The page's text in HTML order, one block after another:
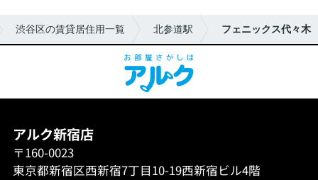
渋谷区の賃貸居住用一覧 北参道駅 フェニックス代々木
アルク新宿店
〒160-0023
東京都新宿区西新宿7丁目10-19西新宿ビル4階